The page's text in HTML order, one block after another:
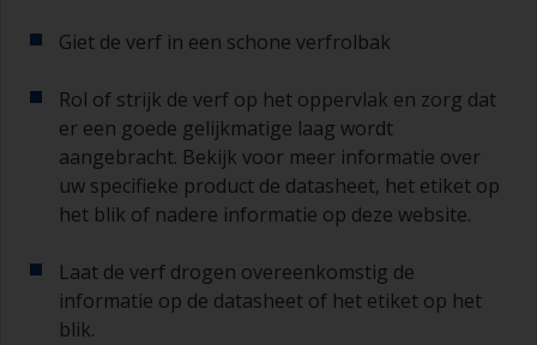
Giet de verf in een schone verfrolbak
Rol of strijk de verf op het oppervlak en zorg dat
er een goede gelijkmatige laag wordt
aangebracht. Bekijk voor meer informatie over
uw specifieke product de datasheet, het etiket op
het blik of nadere informatie op deze website.
Laat de verf drogen overeenkomstig de
informatie op de datasheet of het etiket op het
blik.